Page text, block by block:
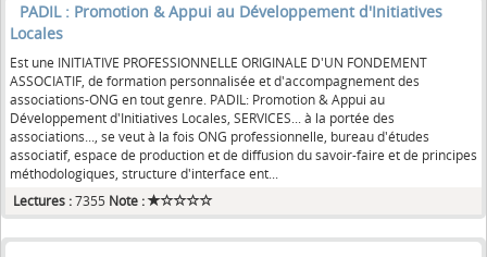
PADIL : Promotion & Appui au Développement d'Initiatives
Locales
Est une INITIATIVE PROFESSIONNELLE ORIGINALE D'UN FONDEMENT
ASSOCIATIF, de formation personnalisée et d'accompagnement des
associations-ONG en tout genre. PADIL: Promotion & Appui au
Développement d'Initiatives Locales, SERVICES... à la portée des
associations..., se veut à la fois ONG professionnelle, bureau d'études
associatif, espace de production et de diffusion du savoir-faire et de principes
méthodologiques, structure d'interface ent...
Lectures :7355 Note :